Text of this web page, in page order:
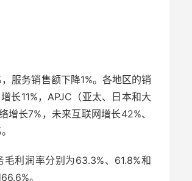
服务销售额下降1%。各地区的销
长11%，APJC（亚太、日本和大
长7%，未来互联网增长42%、
利润率分别为63.3%、61.8%和
。